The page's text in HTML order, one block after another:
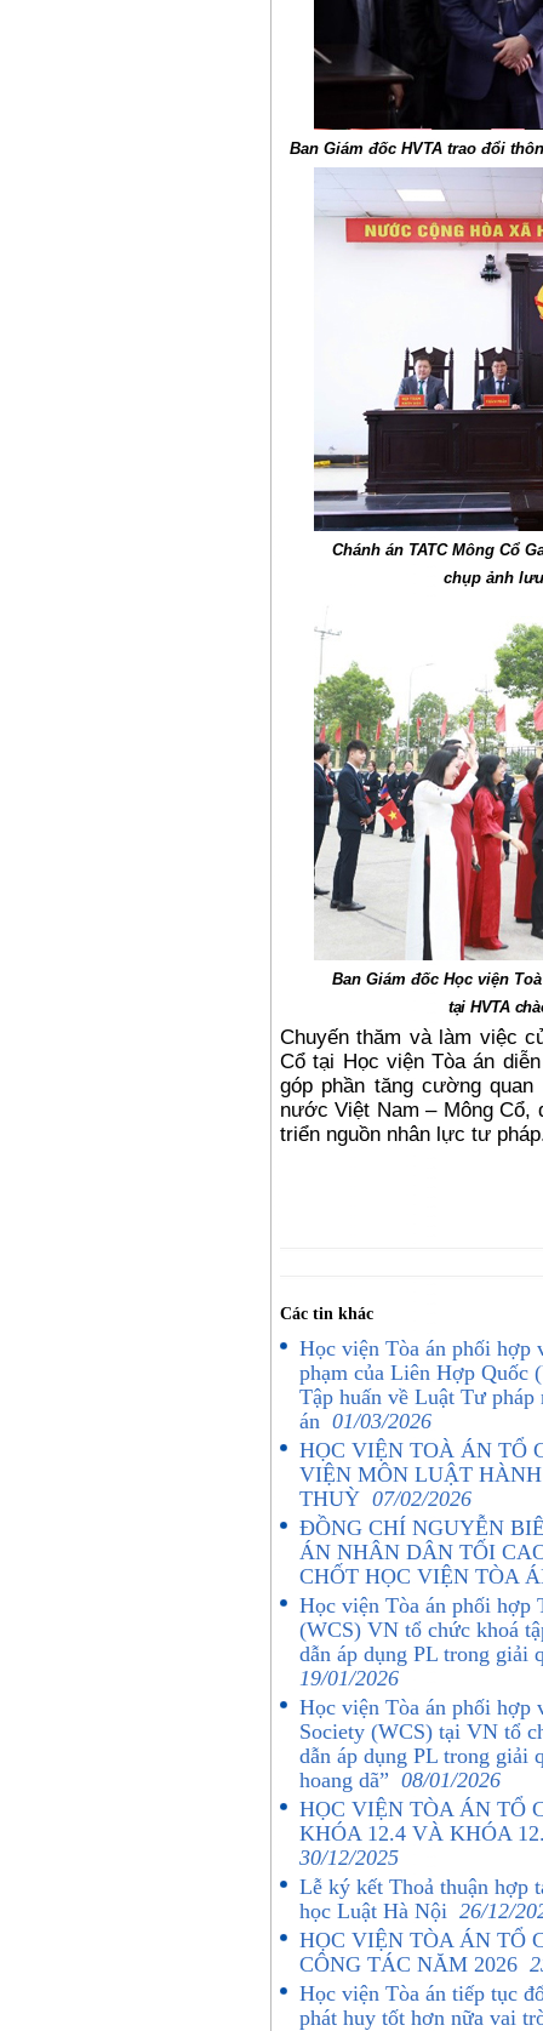
Ban Giám đốc HVTA trao đổi
Chánh án TATC Mông Cổ
chụp ảnh
Ban Giám đốc Học viện
tại HVTA
Chuyến thăm và làm việc
Cổ tại Học viện Tòa án
góp phần tăng cường
nước Việt Nam – Mông Cổ,
triển nguồn nhân lực tư
Các tin khác
Học viện Tòa án phối hợp
phạm của Liên Hợp Quốc
Tập huấn về Luật Tư
án 01/03/2026
HỌC VIỆN TOÀ ÁN TỔ
VIỆN MÔN LUẬT
THUỲ 07/02/2026
ĐỒNG CHÍ NGUYỄN
ÁN NHÂN DÂN TỐI
CHỐT HỌC VIỆN TÒA
Học viện Tòa án phối hợp
(WCS) VN tổ chức khoá
dẫn áp dụng PL trong
19/01/2026
Học viện Tòa án phối
Society (WCS) tại VN tổ
dẫn áp dụng PL trong giải
hoang dã” 08/01/2026
HỌC VIỆN TÒA ÁN TỔ
KHÓA 12.4 VÀ KHÓA
30/12/2025
Lễ ký kết Thoả thuận hợp
học Luật Hà Nội 26/12/
HỌC VIỆN TÒA ÁN TỔ
CÔNG TÁC NĂM 2026
Học viện Tòa án tiếp tục
phát huy tốt hơn nữa vai